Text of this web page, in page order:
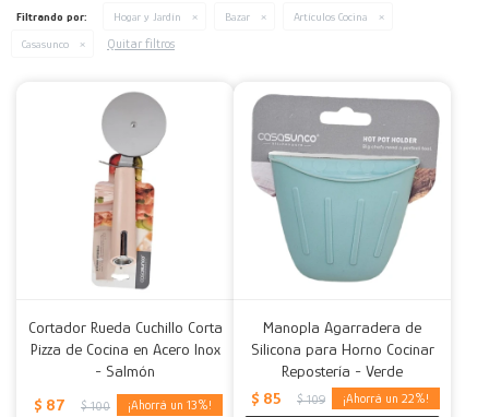
Filtrando por: Hogar y Jardín Bazar Artículos Cocina
Casasunco Quitar filtros
Cortador Rueda Cuchillo Corta
Pizza de Cocina en Acero Inox
- Salmón
$ 87 $ 100 13
Manopla Agarradera de
Silicona para Horno Cocinar
Repostería - Verde
$ 85 $ 109 22
Mesas
Calefactores
Acolchados y Frazadas
Decoración
Accesorios para el hogar
Herramientas
Accesorios
Muebles Infantiles